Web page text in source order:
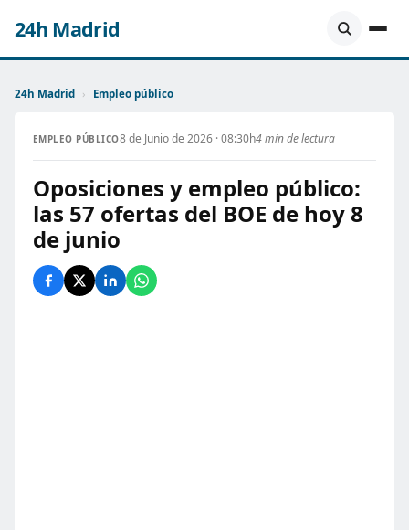
24h Madrid
24h Madrid › Empleo público
EMPLEO PÚBLICO8 de Junio de 2026 · 08:30h4 min de lectura
Oposiciones y empleo público:
las 57 ofertas del BOE de hoy 8
de junio